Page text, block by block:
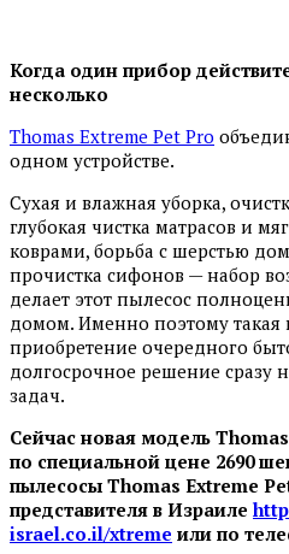
Когда один прибор
несколько
Thomas Extreme Pet Pro
одном устройстве.
Сухая и влажная уборка,
глубокая чистка матрасов и
коврами, борьба с шерстью
прочистка сифонов — набор
делает этот пылесос
домом. Именно поэтому такая
приобретение очередного
долгосрочное решение сразу
задач.
Сейчас новая модель
по специальной цене 2690
пылесосы Thomas Extreme
представителя в Израиле
israel.co.il/xtreme или по